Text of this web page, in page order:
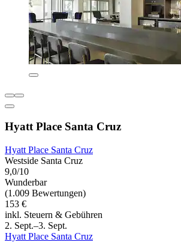
Hyatt Place Santa Cruz
Hyatt Place Santa Cruz
Westside Santa Cruz
9,0/10
Wunderbar
(1.009 Bewertungen)
153 €
inkl. Steuern & Gebühren
2. Sept.–3. Sept.
Hyatt Place Santa Cruz